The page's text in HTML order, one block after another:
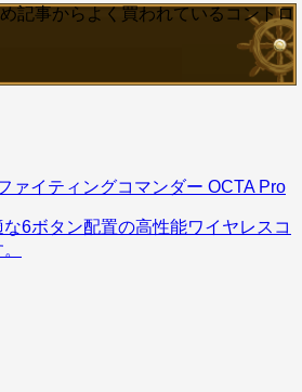
記事からよく買われているコントロ
ァイティングコマンダー OCTA Pro
6ボタン配置の高性能ワイヤレスコ